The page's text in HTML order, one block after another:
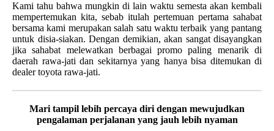
Kami tahu bahwa mungkin di lain waktu semesta akan kembali
mempertemukan kita, sebab itulah pertemuan pertama sahabat
bersama kami merupakan salah satu waktu terbaik yang pantang
untuk disia-siakan. Dengan demikian, akan sangat disayangkan
jika sahabat melewatkan berbagai promo paling menarik di
daerah rawa-jati dan sekitarnya yang hanya bisa ditemukan di
dealer toyota rawa-jati.
Mari tampil lebih percaya diri dengan mewujudkan
pengalaman perjalanan yang jauh lebih nyaman